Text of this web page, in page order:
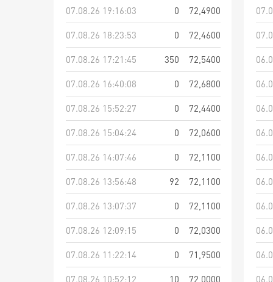
07.08.26 19:16:03
0
72,4900
07.08.26 18:23:53
0
72,4600
07.08.26 17:21:45
350
72,5400
07.08.26 16:40:08
0
72,6800
07.08.26 15:52:27
0
72,4400
07.08.26 15:04:24
0
72,0600
07.08.26 14:07:46
0
72,1100
07.08.26 13:56:48
92
72,1100
07.08.26 13:07:37
0
72,1100
07.08.26 12:09:15
0
72,0300
07.08.26 11:22:14
0
71,9500
07.08.26 10:52:12
10
72,0000